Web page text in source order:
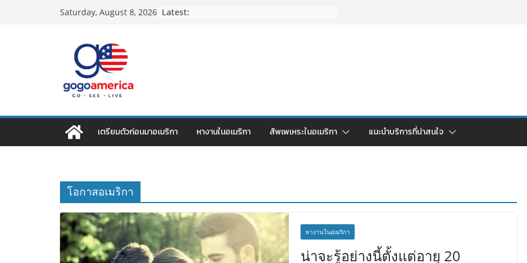
Saturday, August 8, 2026 Latest:
เตรียมตัวก่อนมาอเมริกา หางานในอเมริกา สัพเพเหระในอเมริกา แนะนำบริการที่น่าสนใจ
โอกาสอเมริกา
หางานในอเมริกา
น่าจะรู้อย่างนี้ตั้งแต่อายุ 20